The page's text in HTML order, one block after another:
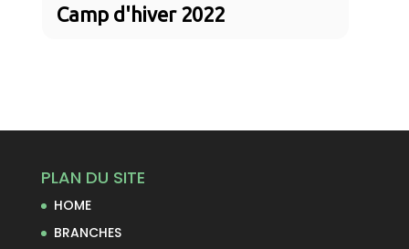
Camp d'hiver 2022
PLAN DU SITE
HOME
BRANCHES